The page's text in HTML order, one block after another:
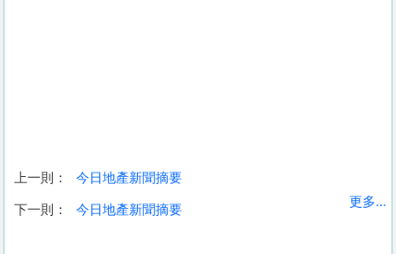
收
上一則： 今日地產新聞摘要
下一則： 今日地產新聞摘要
更多...